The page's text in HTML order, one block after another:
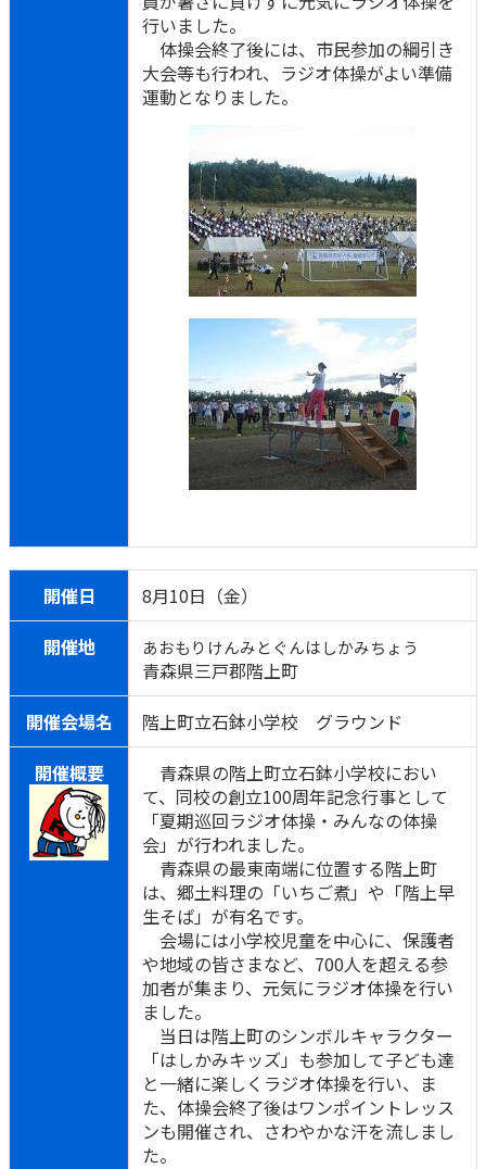
ラジオ体操・みんなの体操
ラジオ体操ポータルサイト
行いました。
体操会終了後には、市民参加の綱引き
大会等も行われ、ラジオ体操がよい準備
運動となりました。
開催日
8月10日（金）
開催地
あおもりけんみとぐんはしかみちょう
青森県三戸郡階上町
開催会場名
階上町立石鉢小学校 グラウンド
開催概要
青森県の階上町立石鉢小学校におい
て、同校の創立100周年記念行事として
「夏期巡回ラジオ体操・みんなの体操
会」が行われました。
青森県の最東南端に位置する階上町
は、郷土料理の「いちご煮」や「階上早
生そば」が有名です。
会場には小学校児童を中心に、保護者
や地域の皆さまなど、700人を超える参
加者が集まり、元気にラジオ体操を行い
ました。
当日は階上町のシンボルキャラクター
「はしかみキッズ」も参加して子ども達
と一緒に楽しくラジオ体操を行い、ま
た、体操会終了後はワンポイントレッス
ンも開催され、さわやかな汗を流しまし
た。